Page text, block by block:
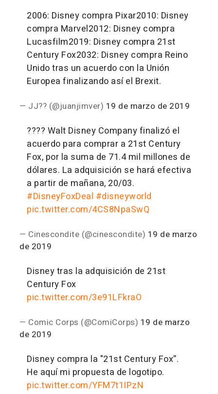
2006: Disney compra Pixar2010: Disney
compra Marvel2012: Disney compra
Lucasfilm2019: Disney compra 21st
Century Fox2032: Disney compra Reino
Unido tras un acuerdo con la Unión
Europea finalizando así el Brexit.
— JJ?? (@juanjimver) 19 de marzo de 2019
???? Walt Disney Company finalizó el
acuerdo para comprar a 21st Century
Fox, por la suma de 71.4 mil millones de
dólares. La adquisición se hará efectiva
a partir de mañana, 20/03.
#DisneyFoxDeal #disneyworld
pic.twitter.com/4CS8NpaSwQ
— Cinescondite (@cinescondite) 19 de marzo
de 2019
Disney tras la adquisición de 21st
Century Fox
pic.twitter.com/3e91LFkraO
— Comic Corps (@ComiCorps) 19 de marzo
de 2019
Disney compra la "21st Century Fox”.
He aquí mi propuesta de logotipo.
pic.twitter.com/YFM7t1IPzN